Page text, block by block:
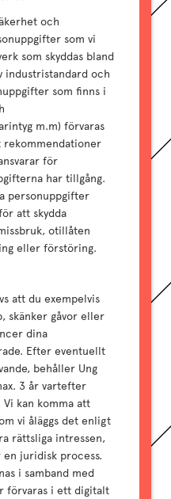
och
som vi
som skyddas bland
industristandard och
som finns i
m.m) förvaras
rekommendationer
för
har tillgång.
personuppgifter
att skydda
otillåten
eller förstöring.
att du exempelvis
skänker gåvor eller
dina
Efter eventuellt
behåller Ung
3 år vartefter
kan komma att
vi åläggs det enligt
rättsliga intressen,
juridisk process.
i samband med
förvaras i ett digitalt